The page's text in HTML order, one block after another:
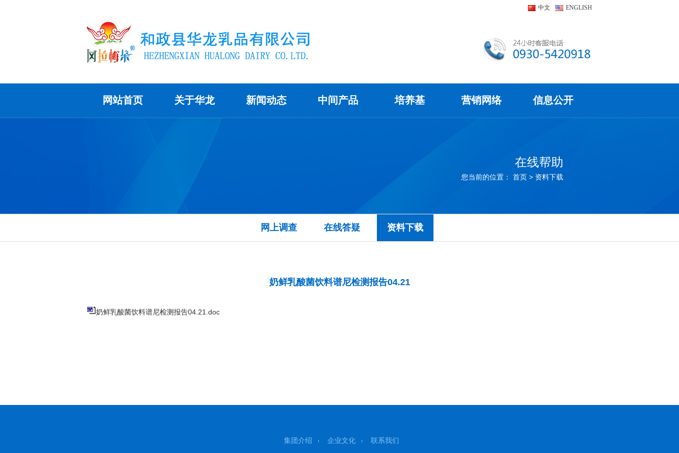
中文 ENGLISH
网站首页 关于华龙 新闻动态 中间产品 培养基 营销网络 信息公开
在线帮助
您当前的位置： 首页> 资料下载
网上调查 在线答疑 资料下载
奶鲜乳酸菌饮料谱尼检测报告04.21
奶鲜乳酸菌饮料谱尼检测报告04.21.doc
集团介绍 企业文化 联系我们